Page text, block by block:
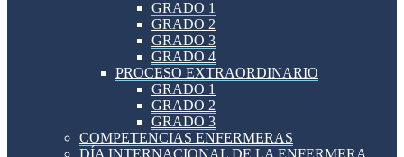
GRADO 1
GRADO 2
GRADO 3
GRADO 4
PROCESO EXTRAORDINARIO
GRADO 1
GRADO 2
GRADO 3
COMPETENCIAS ENFERMERAS
DÍA INTERNACIONAL DE LA ENFERMERA